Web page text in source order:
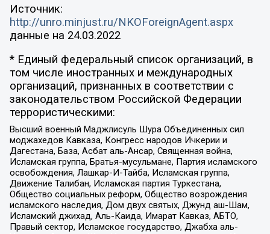
Источник:
http://unro.minjust.ru/NKOForeignAgent.aspx
данные на 24.03.2022
* Единый федеральный список организаций, в
том числе иностранных и международных
организаций, признанных в соответствии с
законодательством Российской Федерации
террористическими:
Высший военный Маджлисуль Шура Объединенных сил
моджахедов Кавказа, Конгресс народов Ичкерии и
Дагестана, База, Асбат аль-Ансар, Священная война,
Исламская группа, Братья-мусульмане, Партия исламского
освобождения, Лашкар-И-Тайба, Исламская группа,
Движение Талибан, Исламская партия Туркестана,
Общество социальных реформ, Общество возрождения
исламского наследия, Дом двух святых, Джунд аш-Шам,
Исламский джихад, Аль-Каида, Имарат Кавказ, АБТО,
Правый сектор, Исламское государство, Джабха аль-